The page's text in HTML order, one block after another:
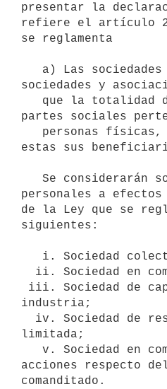
presentar la
refiere el artículo
se reglamenta
sociedades y
partes sociales
estas sus
personales a
de la Ley que se
siguientes:
industria;
limitada;
acciones respecto
comanditado.